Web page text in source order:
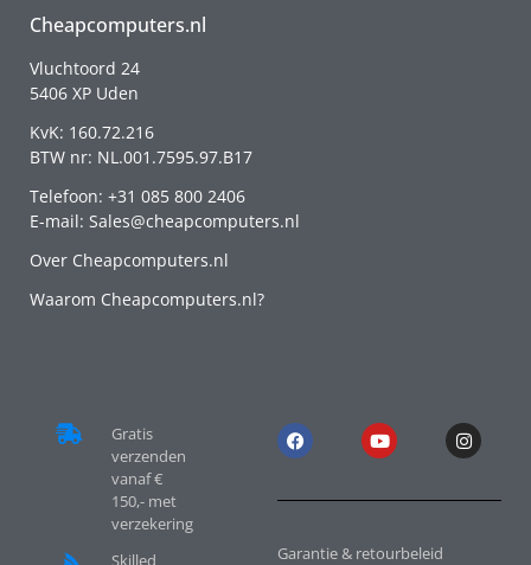
Cheapcomputers.nl
Vluchtoord 24
5406 XP Uden
KvK: 160.72.216
BTW nr: NL.001.7595.97.B17
Telefoon: +31 085 800 2406
E-mail: Sales@cheapcomputers.nl
Over Cheapcomputers.nl
Waarom Cheapcomputers.nl?
Gratis
verzenden
vanaf €
150,- met
verzekering
Skilled
Garantie & retourbeleid